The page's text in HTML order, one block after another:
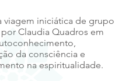
viagem iniciática de grupo
Claudia Quadros em
da consciência e
na espiritualidade.